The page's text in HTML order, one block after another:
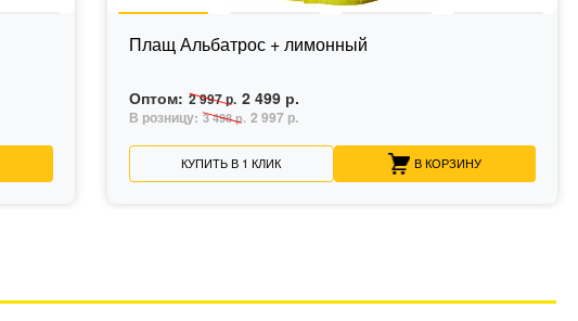
Плащ Альбатрос + лимонный
Оптом: 2 997 р. 2 499 р.
В розницу: 3 498 р. 2 997 р.
КУПИТЬ В 1 КЛИК В КОРЗИНУ